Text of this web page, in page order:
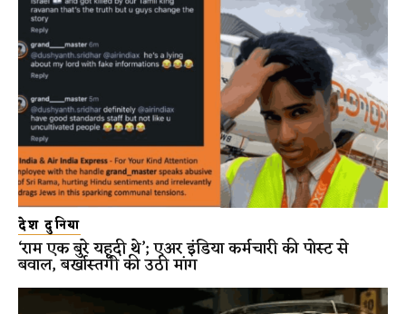
देश दुनिया
‘राम एक बुरे यहूदी थे’; एअर इंडिया कर्मचारी की पोस्ट से
बवाल, बर्खास्तगी की उठी मांग